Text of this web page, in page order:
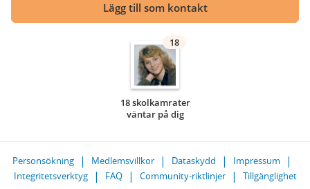
Lägg till som kontakt
18
18 skolkamrater
väntar på dig
Personsökning Medlemsvillkor Dataskydd
Impressum
Integritetsverktyg
FAQ Community-riktlinjer Tillgänglighet